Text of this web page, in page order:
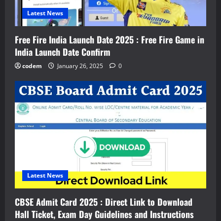
Latest News
Free Fire India Launch Date 2025 : Free Fire Game in
India Launch Date Confirm
codem January 26, 2025 0
Latest News
CBSE Admit Card 2025 : Direct Link to Download
Hall Ticket, Exam Day Guidelines and Instructions